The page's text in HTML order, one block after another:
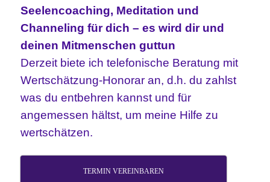
Seelencoaching, Meditation und
Channeling für dich – es wird dir und
deinen Mitmenschen guttun
Derzeit biete ich telefonische Beratung mit
Wertschätzung-Honorar an, d.h. du zahlst
was du entbehren kannst und für
angemessen hältst, um meine Hilfe zu
wertschätzen.
TERMIN VEREINBAREN